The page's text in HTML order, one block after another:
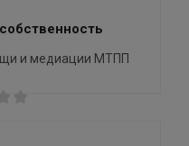
и медиации МТПП